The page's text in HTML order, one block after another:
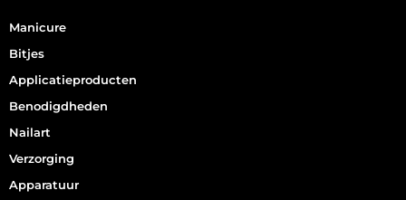
Manicure
Bitjes
Applicatieproducten
Benodigdheden
Nailart
Verzorging
Apparatuur